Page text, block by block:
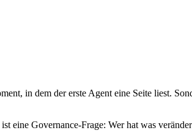
in dem der erste Agent eine Seite liest.
eine Governance-Frage: Wer hat was